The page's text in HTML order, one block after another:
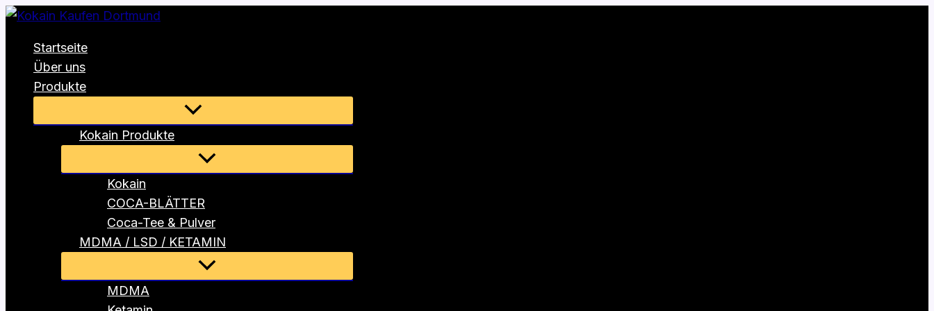
Zum
springen
Startseite
Über uns
Produkte
Menü
umschalten
Kokain Produkte
Menü
umschalten
Kokain
COCA-BLÄTTER
Coca-Tee & Pulver
MDMA / LSD / KETAMIN
Menü
umschalten
MDMA